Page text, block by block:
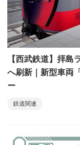
【西武鉄道】拝島
へ刷新｜新型車両
ー
鉄道関連